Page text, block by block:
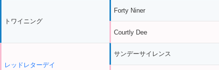
トワイニング
レッドレターデイ
Forty Niner
Courtly Dee
サンデーサイレンス